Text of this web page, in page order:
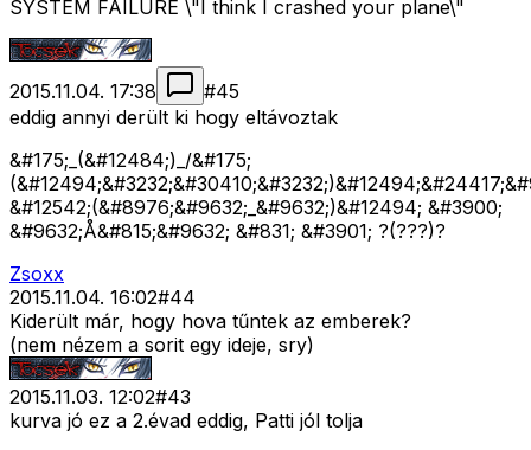
SYSTEM FAILURE \"I think I crashed your plane\"
2015.11.04. 17:38 #45
eddig annyi derült ki hogy eltávoztak
&#175;_(&#12484;)_/&#175;
&#12542;(&#8976;&#9632;_&#9632;)&#12494; &#3900;
&#9632;Å&#815;&#9632; &#831; &#3901; ?(???)?
Zsoxx
2015.11.04. 16:02#44
Kiderült már, hogy hova tűntek az emberek?
(nem nézem a sorit egy ideje, sry)
2015.11.03. 12:02#43
kurva jó ez a 2.évad eddig, Patti jól tolja